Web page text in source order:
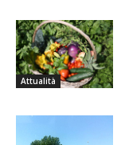
Attualità